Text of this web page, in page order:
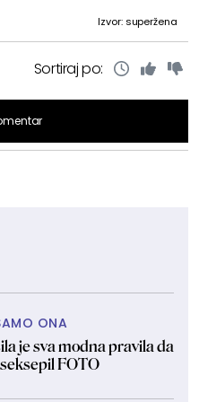
Izvor: superžena
Sortiraj po:
ONA
je sva modna pravila da
FOTO